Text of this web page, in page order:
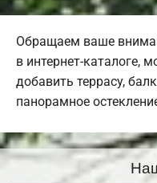
Обращаем ваше
в интернет-каталоге,
добавить террасу,
панорамное